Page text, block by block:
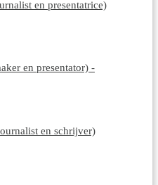
en presentatrice)
en presentator) -
en schrijver)